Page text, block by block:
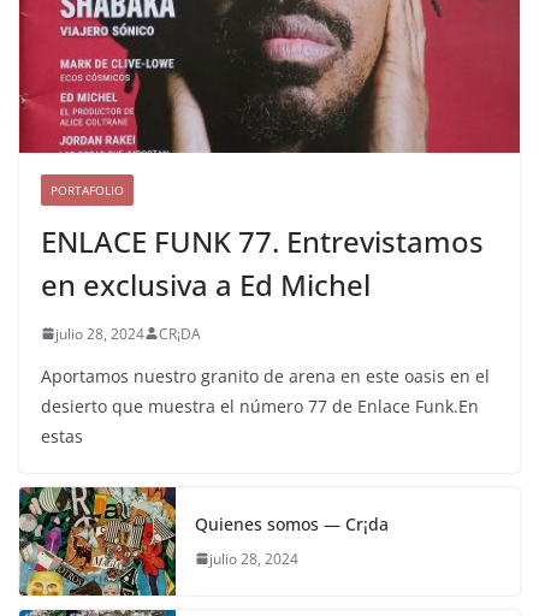
PORTAFOLIO
ENLACE FUNK 77. Entrevistamos
en exclusiva a Ed Michel
julio 28, 2024 CR¡DA
Aportamos nuestro granito de arena en este oasis en el
desierto que muestra el número 77 de Enlace Funk.En
estas
Quienes somos — Cr¡da
julio 28, 2024